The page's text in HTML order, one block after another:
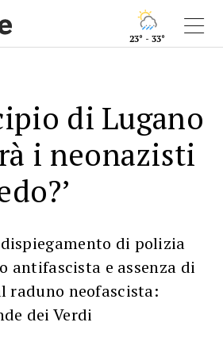
23° - 33°
di Lugano
i neonazisti
di polizia
antifascista e assenza di
raduno neofascista:
dei Verdi